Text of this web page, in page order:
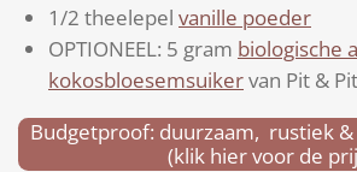
1/2 theelepel vanille poeder
OPTIONEEL: 5 gram biologische
kokosbloesemsuikervan Pit &
Budgetproof: duurzaam, rustiek
(klik hier voor de